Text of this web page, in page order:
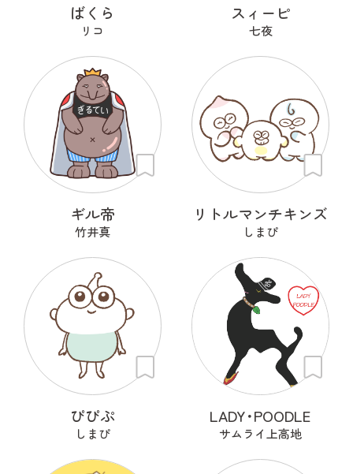
ばくら
リコ
スィーピ
七夜
ギル帝
竹井真
リトルマンチキンズ
しまぴ
ぴぴぷ
しまぴ
LADY･POODLE
サムライ上高地